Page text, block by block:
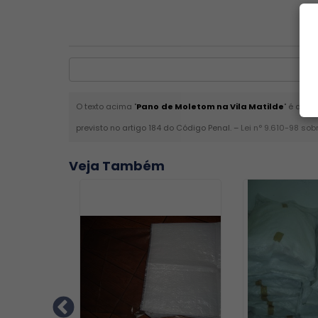
O texto acima "Pano de Moletom na Vila Matilde" é de
previsto no artigo 184 do Código Penal. – Lei n° 9.610-98
Veja Também